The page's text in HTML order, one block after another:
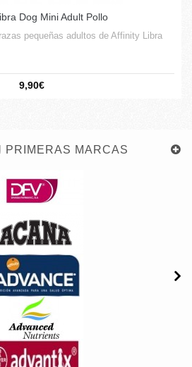
Dog Mini Adult Pollo
pequeñas adultos de Affinity Libra
9,90€
PRIMERAS MARCAS